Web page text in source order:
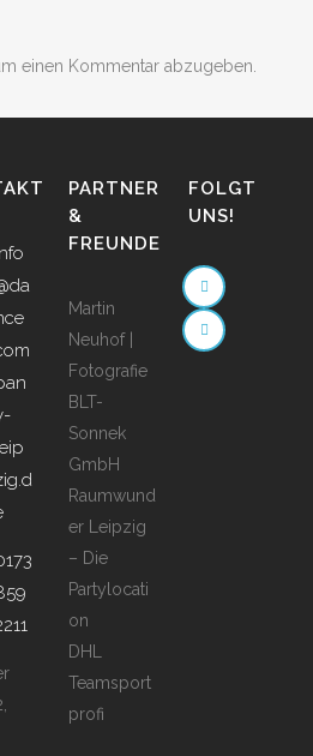
einen Kommentar abzugeben.
PARTNER
&
FREUNDE
Martin
Neuhof |
Fotografie
BLT-
Sonnek
GmbH
Raumwund
er Leipzig
– Die
Partylocati
on
DHL
Teamsport
profi
FOLGT
UNS!